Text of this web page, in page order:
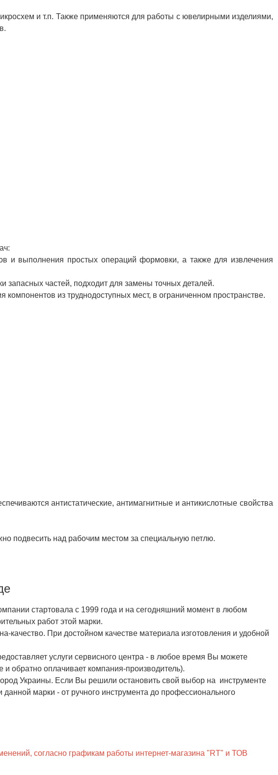
и т.п. Также применяются для работы с ювелирными изделиями,
и выполнения простых операций формовки, а также для извлечения
запасных частей, подходит для замены точных деталей.
из труднодоступных мест, в ограниченном пространстве.
антистатические, антимагнитные и антикислотные свойства
подвесить над рабочим местом за специальную петлю.
стартовала с 1999 года и на сегодняшний момент в любом
работ этой марки.
качество. При достойном качестве материала изготовления и удобной
услуги сервисного центра - в любое время Вы можете
и обратно оплачивает компания-производитель).
Украины. Если Вы решили остановить свой выбор на инструменте
марки - от ручного инструмента до профессионального
согласно графикам работы интернет-магазина "RT" и ТОВ